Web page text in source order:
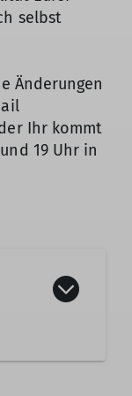
selbst
Änderungen
Ihr kommt
19 Uhr in